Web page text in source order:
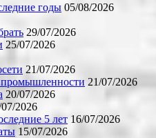
годы 05/08/2026
29/07/2026
25/07/2026
21/07/2026
промышленности 21/07/2026
20/07/2026
2026
5 лет 16/07/2026
15/07/2026